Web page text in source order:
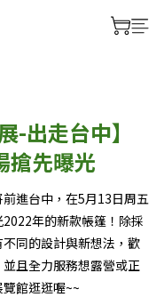
-出走台中】
搶先曝光
進台中，在5月13日周五
年的新款帳篷！除採
同的設計與新想法，歡
且全力服務想露營或正
館逛逛喔~~